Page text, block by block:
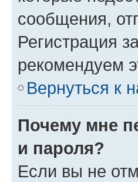
сообщения,
Регистрация
рекомендуем
Вернуться к
Почему мне
и пароля?
Если вы не